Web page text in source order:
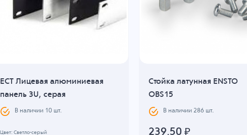
ECT Лицевая алюминиевая
панель 3U, серая
В наличии 10шт.
Цвет: Светло-серый
Стойка латунная ENSTO
OBS15
В наличии 286шт.
239.50 ₽